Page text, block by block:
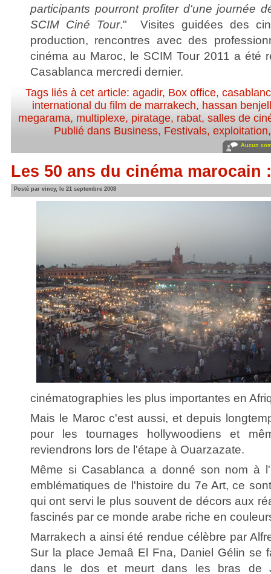
participants pourront profiter d'une journée
SCIM Ciné Tour." Visites guidées des
production, rencontres avec des
cinéma au Maroc, le SCIM Tour 2011 a été
Casablanca mercredi dernier.
Tags liés à cet article: agadir, Box office,
international du film de marrakech, hassan
megarama, multiplexe, piratage, rabat,salles de
Publié dans Business, Festivals,
Aucun
Les 50 ans du cinéma marocain
Posté par vincy, le 21 septembre 2008
cinématographies les plus importantes en
Mais le Maroc c'est aussi, et depuis
pour les tournages hollywoodiens et
reviendrons lors de l'étape à Ouarzazate.
Même si Casablanca a donné son nom à
emblématiques de l'histoire du 7e Art, ce
qui ont servi le plus souvent de décors aux
fascinés par ce monde arabe riche en
Marrakech a ainsi été rendue célèbre par
Sur la place Jemaâ El Fna, Daniel Gélin se
dans le dos et meurt dans les bras de